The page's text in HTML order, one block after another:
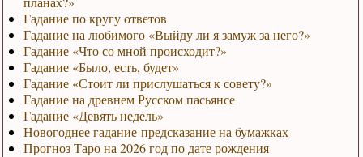
Гадание по кругу ответов
Гадание на любимого «Выйду ли я замуж за него?»
Гадание «Что со мной происходит?»
Гадание «Было, есть, будет»
Гадание «Стоит ли прислушаться к совету?»
Гадание на древнем Русском пасьянсе
Гадание «Девять недель»
Новогоднее гадание-предсказание на бумажках
Прогноз Таро на 2026 год по дате рождения